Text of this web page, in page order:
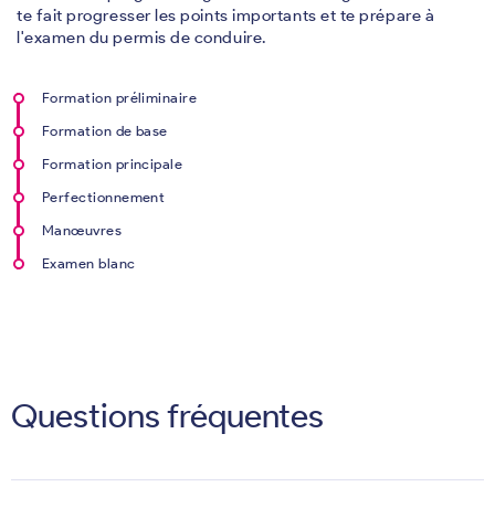
te fait progresser les points importants et te prépare à
l'examen du permis de conduire.
Formation préliminaire
Formation de base
Formation principale
Perfectionnement
Manœuvres
Examen blanc
Questions fréquentes